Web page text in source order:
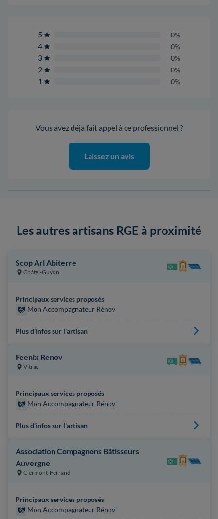
5 0%
4 0%
3 0%
2 0%
1 0%
Vous avez déja fait appel à ce professionnel ?
Laissez un avis
Les autres artisans RGE à proximité
Scop Arl Abiterre
Châtel-Guyon
Principaux services proposés
Mon Accompagnateur Rénov'
Plus d'infos sur l'artisan
Feenix Renov
Vitrac
Principaux services proposés
Mon Accompagnateur Rénov'
Plus d'infos sur l'artisan
Association Compagnons Bâtisseurs
Auvergne
Clermont-Ferrand
Principaux services proposés
Mon Accompagnateur Rénov'